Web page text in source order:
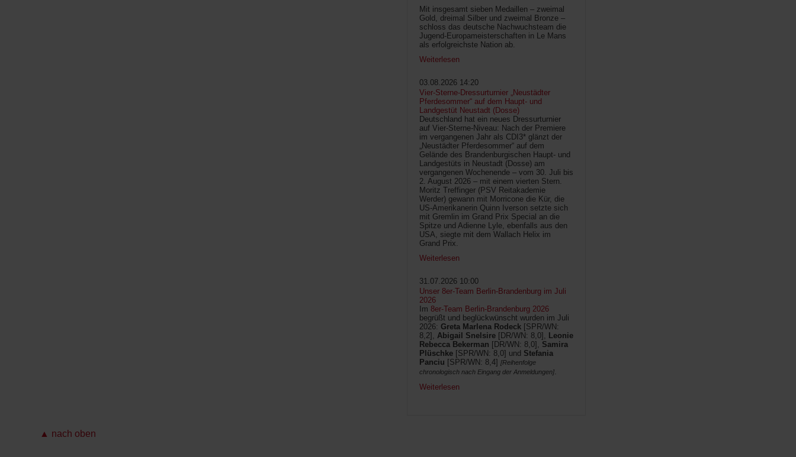
Mit insgesamt sieben Medaillen – zweimal
Gold, dreimal Silber und zweimal Bronze –
schloss das deutsche Nachwuchsteam die
Jugend-Europameisterschaften in Le Mans
als erfolgreichste Nation ab.
Weiterlesen
03.08.2026 14:20
Vier-Sterne-Dressurturnier „Neustädter
Pferdesommer“ auf dem Haupt- und
Landgestüt Neustadt (Dosse)
Deutschland hat ein neues Dressurturnier
auf Vier-Sterne-Niveau: Nach der Premiere
im vergangenen Jahr als CDI3* glänzt der
„Neustädter Pferdesommer“ auf dem
Gelände des Brandenburgischen Haupt- und
Landgestüts in Neustadt (Dosse) am
vergangenen Wochenende – vom 30. Juli bis
2. August 2026 – mit einem vierten Stern.
Moritz Treffinger (PSV Reitakademie
Werder) gewann mit Morricone die Kür, die
US-Amerikanerin Quinn Iverson setzte sich
mit Gremlin im Grand Prix Special an die
Spitze und Adienne Lyle, ebenfalls aus den
USA, siegte mit dem Wallach Helix im
Grand Prix.
Weiterlesen
31.07.2026 10:00
Unser 8er-Team Berlin-Brandenburg im Juli
2026
Im 8er-Team Berlin-Brandenburg 2026
begrüßt und beglückwünscht wurden im Juli
2026: Greta Marlena Rodeck [SPR/WN:
8,2], Abigail Snelsire [DR/WN: 8,0], Leonie
Rebecca Bekerman [DR/WN: 8,0], Samira
Plüschke [SPR/WN: 8,0] und Stefania
Panciu [SPR/WN: 8,4] [Reihenfolge
chronologisch nach Eingang der Anmeldungen].
Weiterlesen
▲ nach oben